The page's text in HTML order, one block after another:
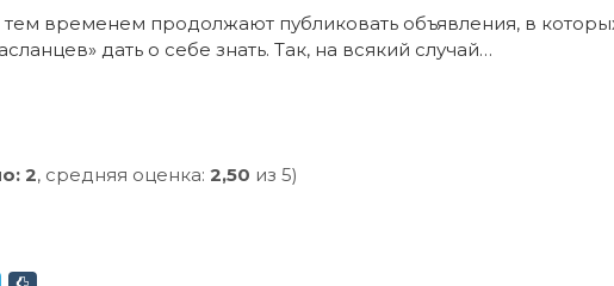
тем временем продолжают публиковать объявления, в
дать о себе знать. Так, на всякий случай…
2, средняя оценка: 2,50 из 5)